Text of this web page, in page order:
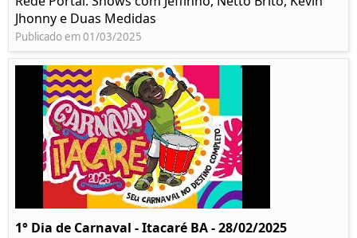
Jhonny e Duas Medidas
Publicado em 01/03/2025
1° Dia de Carnaval - Itacaré BA - 28/02/2025